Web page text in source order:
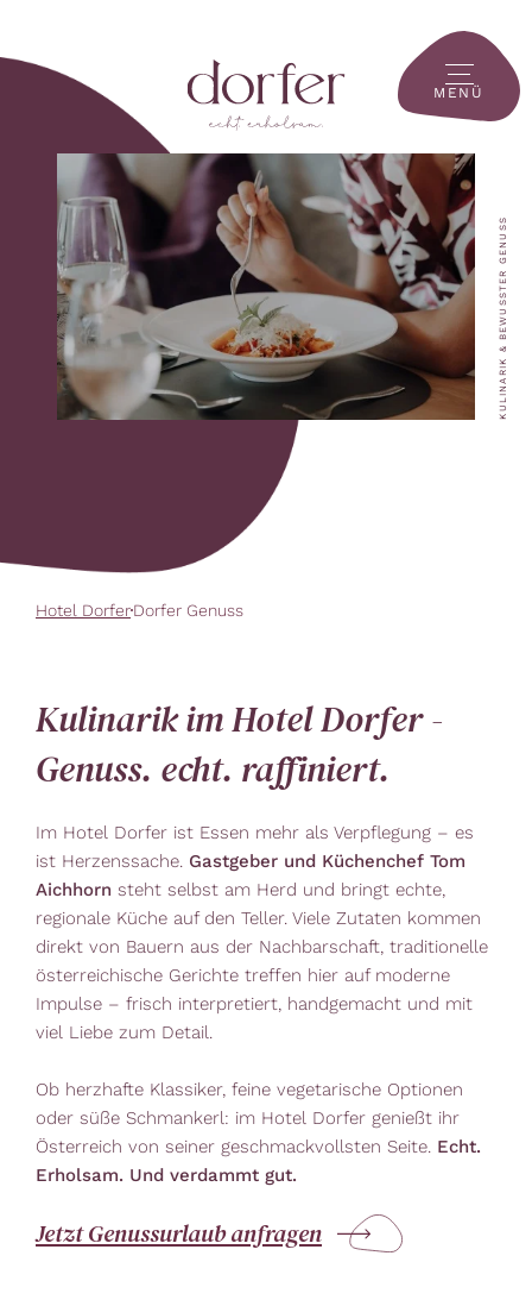
MENÜ
KULINARIK & BEWUSSTER GENUSS
Hotel DorferDorfer Genuss
Kulinarik im Hotel Dorfer -
Genuss. echt. raffiniert.
Im Hotel Dorfer ist Essen mehr als Verpflegung – es
ist Herzenssache. Gastgeber und Küchenchef Tom
Aichhorn steht selbst am Herd und bringt echte,
regionale Küche auf den Teller. Viele Zutaten kommen
direkt von Bauern aus der Nachbarschaft, traditionelle
österreichische Gerichte treffen hier auf moderne
Impulse – frisch interpretiert, handgemacht und mit
viel Liebe zum Detail.
Ob herzhafte Klassiker, feine vegetarische Optionen
oder süße Schmankerl: im Hotel Dorfer genießt ihr
Österreich von seiner geschmackvollsten Seite. Echt.
Erholsam. Und verdammt gut.
Jetzt Genussurlaub anfragen